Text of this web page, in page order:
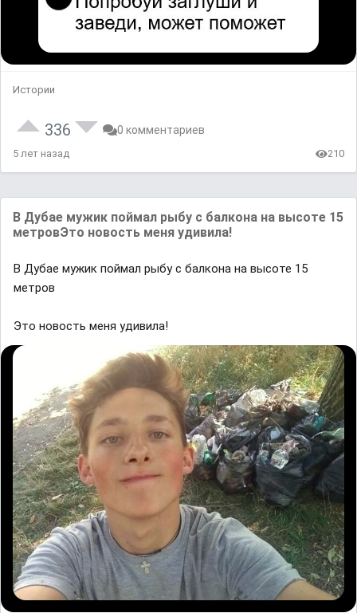
Истории
336 0 комментариев
5 лет назад 210
В Дубае мужик поймал рыбу с балкона на высоте 15
метровЭто новость меня удивила!
В Дубае мужик поймал рыбу с балкона на высоте 15
метров
Это новость меня удивила!